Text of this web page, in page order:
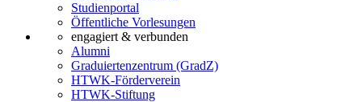
Studienportal
Öffentliche Vorlesungen
engagiert & verbunden
Alumni
Graduiertenzentrum (GradZ)
HTWK-Förderverein
HTWK-Stiftung